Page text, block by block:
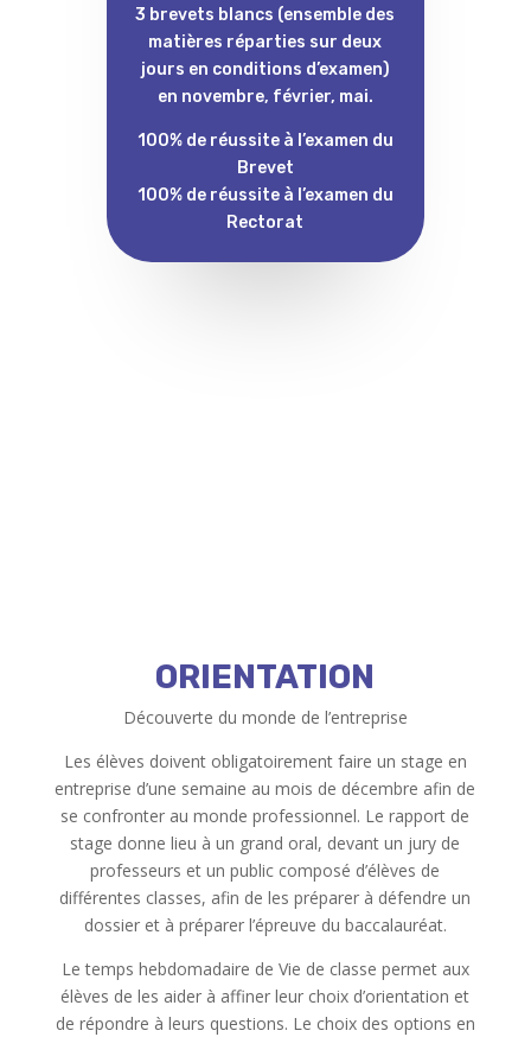
3 brevets blancs (ensemble des
matières réparties sur deux
jours en conditions d’examen)
en novembre, février, mai.
100% de réussite à l’examen du
Brevet
100% de réussite à l’examen du
Rectorat
ORIENTATION
Découverte du monde de l’entreprise
Les élèves doivent obligatoirement faire un stage en
entreprise d’une semaine au mois de décembre afin de
se confronter au monde professionnel. Le rapport de
stage donne lieu à un grand oral, devant un jury de
professeurs et un public composé d’élèves de
différentes classes, afin de les préparer à défendre un
dossier et à préparer l’épreuve du baccalauréat.
Le temps hebdomadaire de Vie de classe permet aux
élèves de les aider à affiner leur choix d’orientation et
de répondre à leurs questions. Le choix des options en